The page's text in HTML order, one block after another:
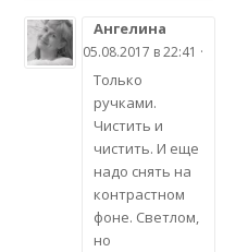
Ангелина
05.08.2017 в 22:41 ·
Только
ручками.
Чистить и
чистить. И еще
надо снять на
контрастном
фоне. Светлом,
но